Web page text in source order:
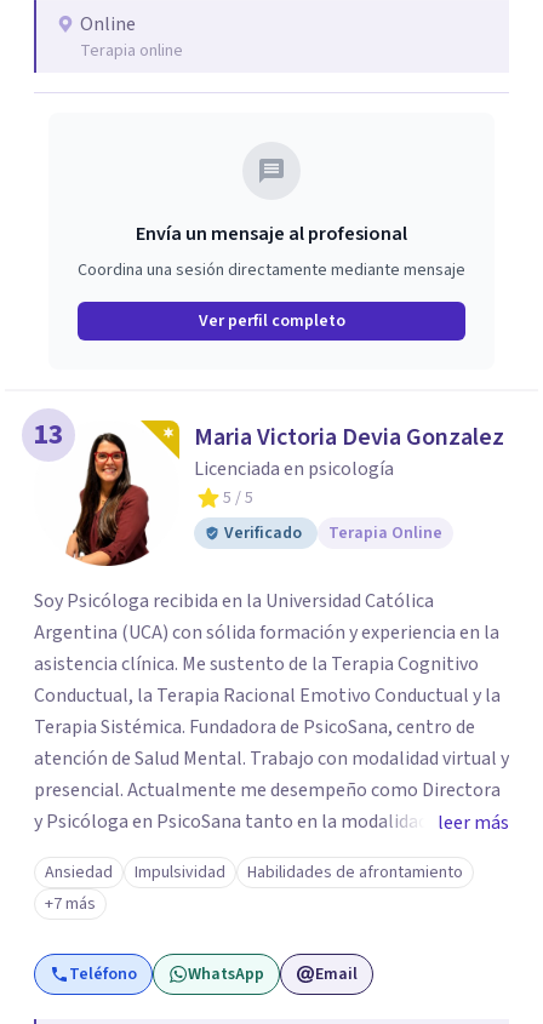
Online
Terapia online
Envía un mensaje al profesional
Coordina una sesión directamente mediante mensaje
Ver perfil completo
13 Maria Victoria Devia Gonzalez
Licenciada en psicología
5 / 5
Verificado
Terapia Online
Soy Psicóloga recibida en la Universidad Católica
Argentina (UCA) con sólida formación y experiencia en la
asistencia clínica. Me sustento de la Terapia Cognitivo
Conductual, la Terapia Racional Emotivo Conductual y la
Terapia Sistémica. Fundadora de PsicoSana, centro de
atención de Salud Mental. Trabajo con modalidad virtual y
presencial. Actualmente me desempeño como Directora
y Psicóloga en PsicoSana tanto en la modalidad
presencial como la modalidad online. Busco poder
acompañarte en tu proyecto de vida, de
autoconocimiento, autoestima, bienestar y amor propio.
Mi objetivo es poder ayudarte a conocer tus emociones
desde una estabilidad emocional para lograr una
leer más
Ansiedad Impulsividad
Habilidades de afrontamiento
+7 más
Teléfono WhatsApp Email